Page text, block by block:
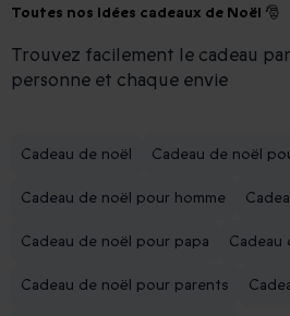
Toutes nos idées cadeaux de Noël 🎅
Trouvez facilement le cadeau
personne et chaque envie
Cadeau de noël Cadeau de noël
Cadeau de noël pour homme
Cadeau de noël pour papa Cadeau
Cadeau de noël pour parents